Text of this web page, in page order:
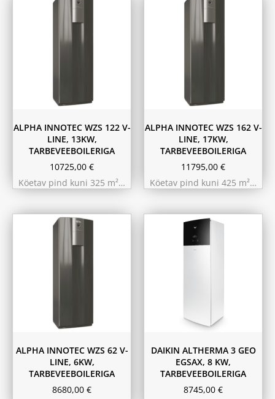
ALPHA INNOTEC WZS 122 V-
LINE, 13KW,
TARBEVEEBOILERIGA
10725,00 €
Köetav pind kuni 325 m²…
ALPHA INNOTEC WZS 162 V-
LINE, 17KW,
TARBEVEEBOILERIGA
11795,00 €
Köetav pind kuni 425 m²…
ALPHA INNOTEC WZS 62 V-
LINE, 6KW,
TARBEVEEBOILERIGA
8680,00 €
DAIKIN ALTHERMA 3 GEO
EGSAX, 8 KW,
TARBEVEEBOILERIGA
8745,00 €